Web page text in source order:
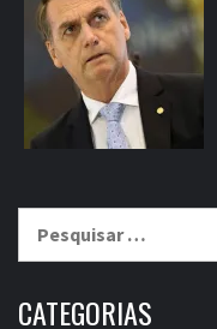
CATEGORIAS